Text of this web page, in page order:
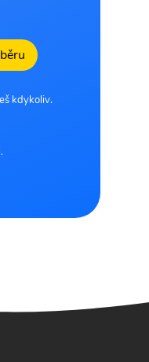
kdykoliv.